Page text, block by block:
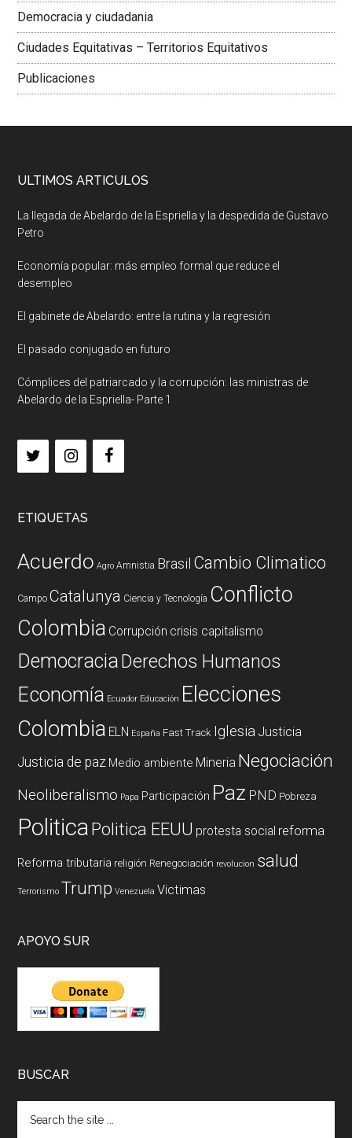
Democracia y ciudadania
Ciudades Equitativas – Territorios Equitativos
Publicaciones
ULTIMOS ARTICULOS
La llegada de Abelardo de la Espriella y la despedida de Gustavo
Petro
Economía popular: más empleo formal que reduce el
desempleo
El gabinete de Abelardo: entre la rutina y la regresión
El pasado conjugado en futuro
Cómplices del patriarcado y la corrupción: las ministras de
Abelardo de la Espriella- Parte 1
ETIQUETAS
Acuerdo Agro Amnistia Brasil Cambio Climatico
Campo Catalunya Ciencia y Tecnología Conflicto
Colombia Corrupción crisis capitalismo
DemocraciaDerechos Humanos
Economía Ecuador Educación Elecciones
Colombia ELN España Fast Track Iglesia Justicia
Justicia de paz Medio ambiente Mineria Negociación
Neoliberalismo Papa Participación Paz PND Pobreza
PoliticaPolitica EEUU protesta social reforma
Reforma tributaria religión Renegociación revolucion salud
Terrorismo Trump Venezuela Victimas
APOYO SUR
BUSCAR